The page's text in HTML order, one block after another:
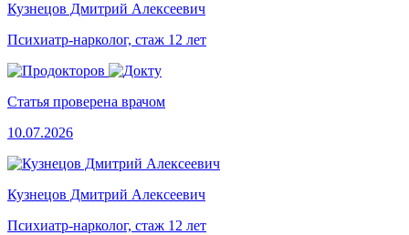
Кузнецов Дмитрий Алексеевич
Психиатр-нарколог, стаж 12 лет
Статья проверена врачом
10.07.2026
Кузнецов Дмитрий Алексеевич
Психиатр-нарколог, стаж 12 лет